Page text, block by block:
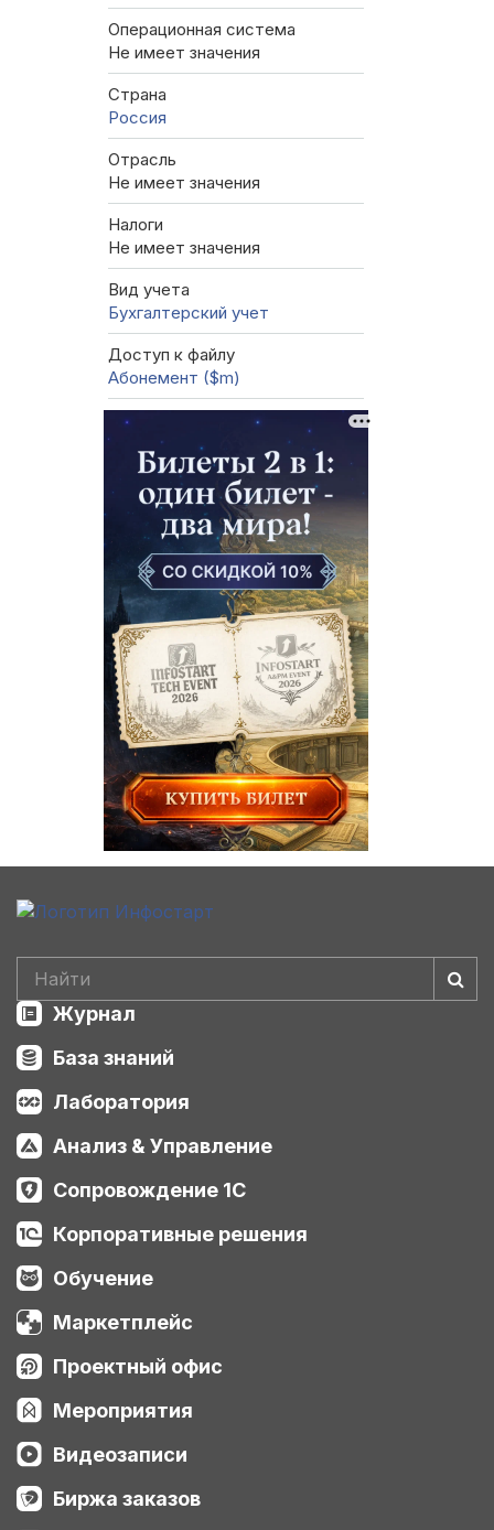
Операционная система
Не имеет значения
Страна
Россия
Отрасль
Не имеет значения
Налоги
Не имеет значения
Вид учета
Бухгалтерский учет
Доступ к файлу
Абонемент ($m)
Журнал
База знаний
Лаборатория
Анализ & Управление
Сопровождение 1С
Корпоративные решения
Обучение
Маркетплейс
Проектный офис
Мероприятия
Видеозаписи
Биржа заказов